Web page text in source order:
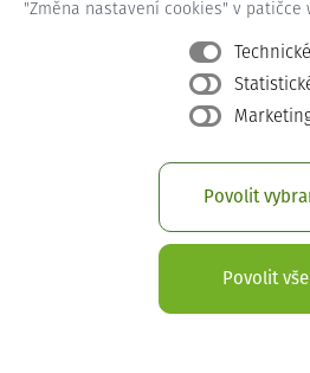
"Změna nastavení cookies" v patičce
Technické
Povolit
Povolit vše
Žďárná č.p. 225
Žďárná č.p. 226